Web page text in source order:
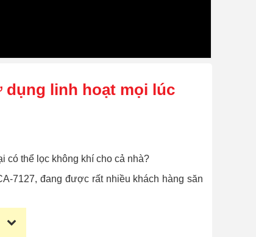
dụng linh hoạt mọi lúc
có thể lọc không khí cho cả nhà?
đang được rất nhiều khách hàng săn